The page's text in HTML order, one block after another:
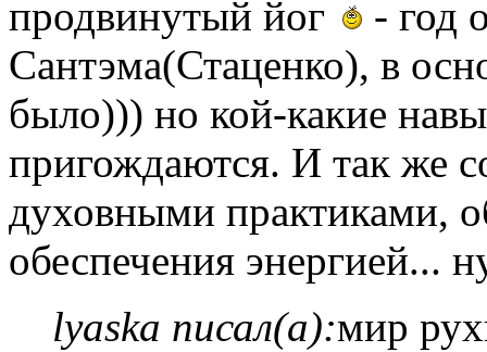
продвинутый йог
- год
Сантэма(Стаценко), в
было))) но кой-какие
пригождаются. И так же
духовными практиками,
обеспечения энергией...
lyaska писал(а):мир